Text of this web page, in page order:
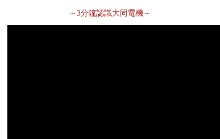
～3分鐘認識大同電機～